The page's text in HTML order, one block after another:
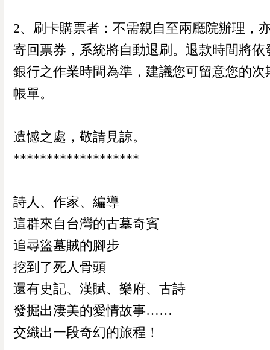
2、刷卡購票者：不需親自至兩廳院辦理，
寄回票券，系統將自動退刷。退款時間將依
銀行之作業時間為準，建議您可留意您的次
帳單。
遺憾之處，敬請見諒。
*******************
詩人、作家、編導
這群來自台灣的古墓奇賓
追尋盜墓賊的腳步
挖到了死人骨頭
還有史記、漢賦、樂府、古詩
發掘出淒美的愛情故事……
交織出一段奇幻的旅程！